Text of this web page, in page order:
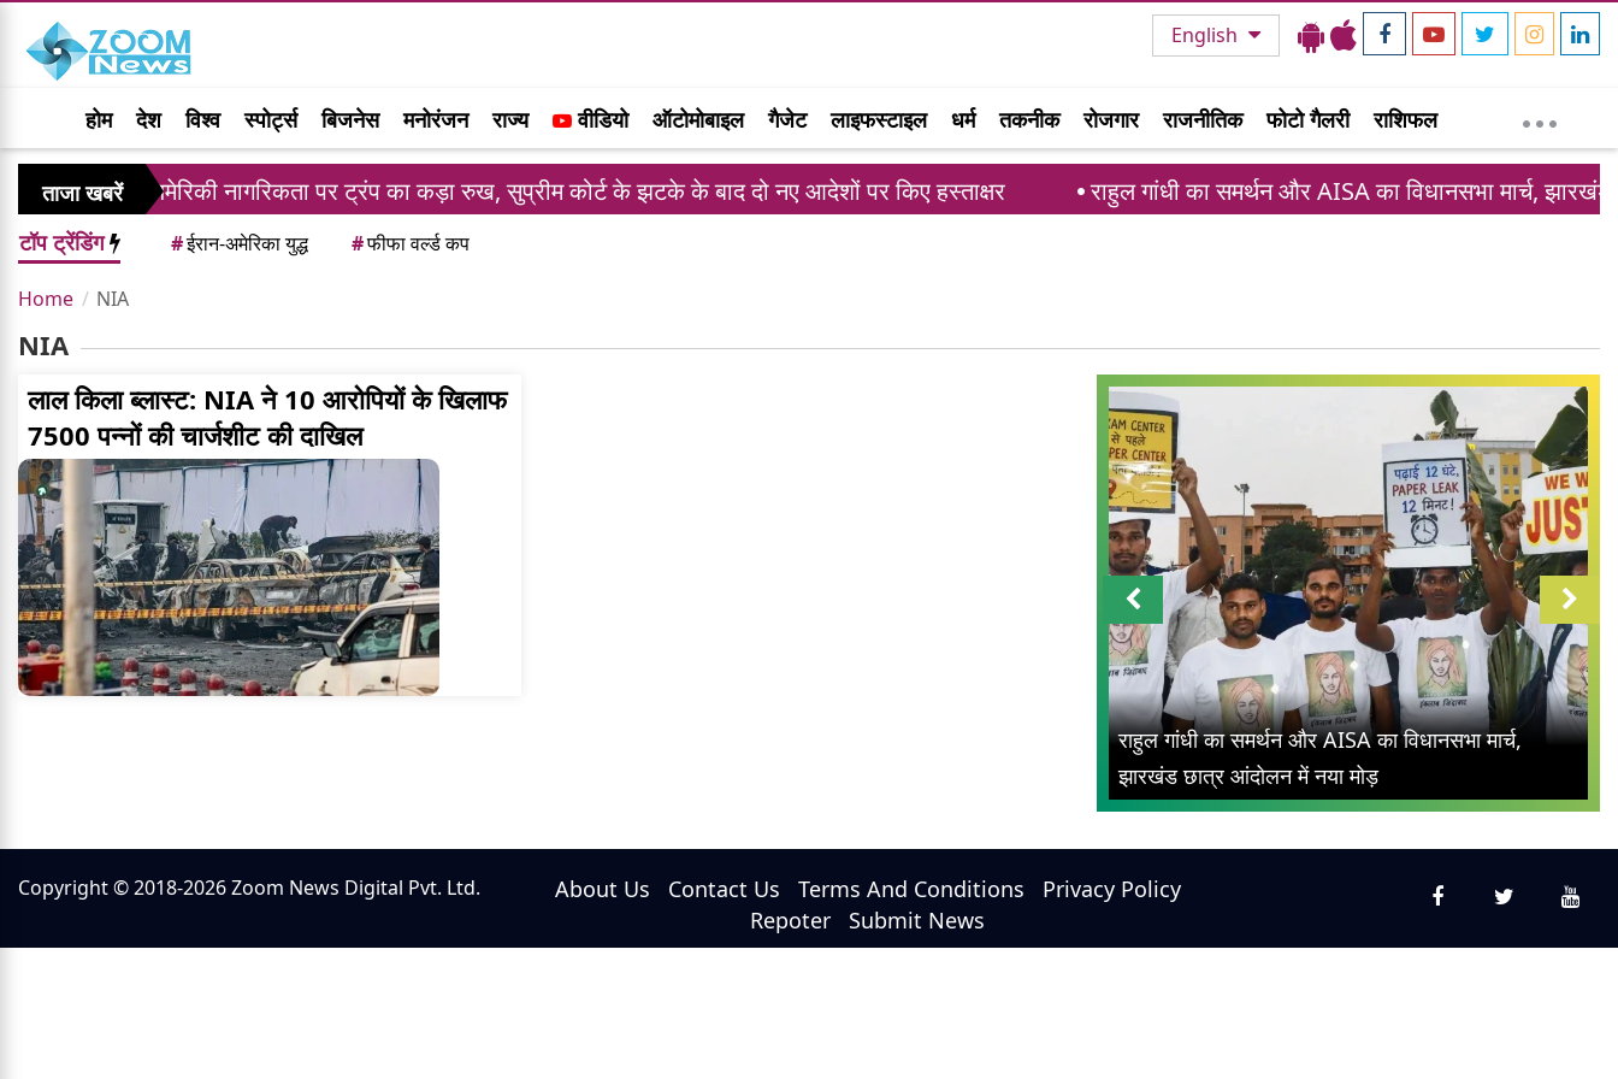
English
होम देश विश्व स्पोर्ट्स बिजनेस मनोरंजन राज्य वीडियो ऑटोमोबाइल गैजेट लाइफस्टाइल धर्म तकनीक रोजगार राजनीतिक फोटो गैलरी राशिफल
ताजा खबरेंअमेरिकी नागरिकता पर ट्रंप का कड़ा रुख, सुप्रीम कोर्ट के झटके के बाद दो नए आदेशों पर किए हस्ताक्षर राहुल गांधी का समर्थन और AISA का विधानसभा मार्च, झारखंड
टॉप ट्रेंडिंग #ईरान-अमेरिका युद्ध #फीफा वर्ल्ड कप
Home NIA
NIA
लाल किला ब्लास्ट: NIA ने 10 आरोपियों के खिलाफ
7500 पन्नों की चार्जशीट की दाखिल
राहुल गांधी का समर्थन और AISA का विधानसभा मार्च,
झारखंड छात्र आंदोलन में नया मोड़
Copyright © 2018-2026 Zoom News Digital Pvt. Ltd. About Us Contact Us Terms And Conditions
Privacy Policy
Repoter
Submit News